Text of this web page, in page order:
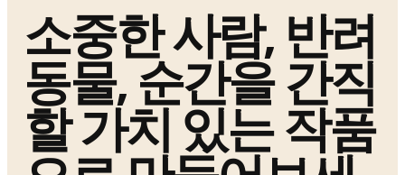
소중한 사람, 반려
동물, 순간을 간직
할 가치 있는 작품